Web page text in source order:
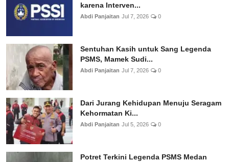
karena Interven...
Abdi Panjaitan Jul 7, 2026 0
Sentuhan Kasih untuk Sang Legenda
PSMS, Mamek Sudi...
Abdi Panjaitan Jul 7, 2026 0
Dari Jurang Kehidupan Menuju Seragam
Kehormatan Ki...
Abdi Panjaitan Jul 5, 2026 0
Potret Terkini Legenda PSMS Medan